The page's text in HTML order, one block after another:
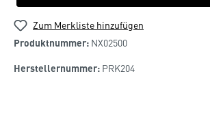
Zum Merkliste hinzufügen
Produktnummer: NX02500
Herstellernummer: PRK204